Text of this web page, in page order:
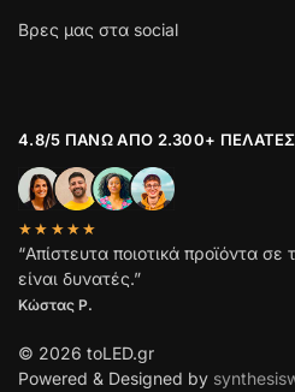
Βρες μας στα social
4.8/5 ΠΆΝΩ ΑΠΌ 2.300+ ΠΕΛΆΤΕΣ
★★★★★
“Απίστευτα ποιοτικά προϊόντα σε
είναι δυνατές.”
Κώστας Ρ.
© 2026 toLED.gr
Powered & Designed by